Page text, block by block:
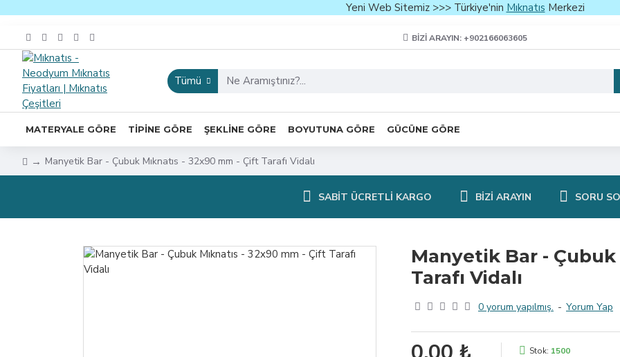
Yeni Web Sitemiz >>> Türkiye'nin Mıknatıs Merkezi
BIZI ARAYIN: +902166063605
Tümü
MATERYALE GÖRE TIPINE GÖRE ŞEKLINE GÖRE BOYUTUNA GÖRE GÜCÜNE GÖRE
Manyetik Bar - Çubuk Mıknatıs - 32x90 mm - Çift Tarafı Vidalı
SABIT ÜCRETLI KARGO BIZI ARAYIN SORU
Manyetik Bar - Çubuk
Tarafı Vidalı
0 yorum yapılmış. - Yorum Yap
Stok: 1500